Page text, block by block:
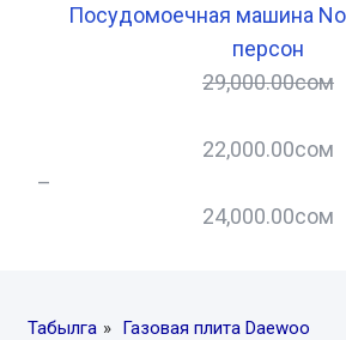
Посудомоечная машина
персон
29,000.00сом
22,000.00сом
–
24,000.00сом
Табылга » Газовая плита Daewoo